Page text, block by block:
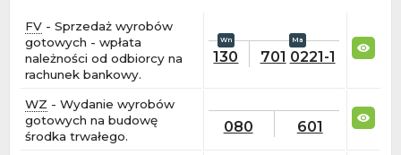
FV - Sprzedaż wyrobów
gotowych - wpłata
należności od odbiorcy na
rachunek bankowy.
130 701 0221-1
WZ - Wydanie wyrobów
gotowych na budowę
środka trwałego.
080 601